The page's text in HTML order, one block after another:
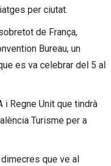
per ciutat.
de França,
Bureau, un
es va celebrar del 5 al
i Regne Unit que tindrà
Turisme per a
que ve al